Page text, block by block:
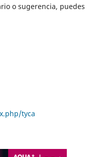
o sugerencia, puedes
tyca